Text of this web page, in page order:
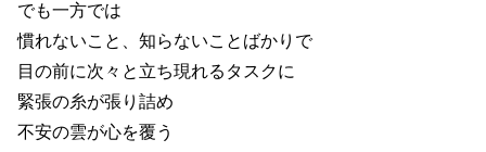
でも一方では
慣れないこと、知らないことばかりで
目の前に次々と立ち現れるタスクに
緊張の糸が張り詰め
不安の雲が心を覆う